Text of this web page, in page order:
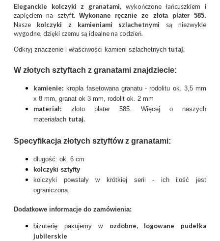
Eleganckie kolczyki z granatami, wykończone łańcuszkiem i
zapięciem na sztyft. Wykonane ręcznie ze złota plater 585.
Nasze kolczyki z kamieniami szlachetnymi są niezwykle
wygodne, dzięki czemu są idealne na codzień.
Odkryj znaczenie i właściwości kamieni szlachetnych tutaj.
W złotych sztyftach z granatami znajdziecie:
kamienie: kropla fasetowana granatu - rodolitu ok. 3,5 mm
x 8 mm, granat ok 3 mm, rodolit ok. 2 mm
materiał: złoto plater 585. Więcej o naszych
materiałach tutaj.
Specyfikacja złotych sztyftów z granatami:
długość: ok. 6 cm
kolczyki sztyfty
kolczyki powstały w krótkiej serii - ich ilość jest
ograniczona.
Dodatkowe informacje do zamówienia:
biżuterię pakujemy w ozdobne, logowane pudełka
jubilerskie